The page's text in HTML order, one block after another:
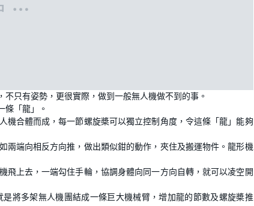
只有姿勢，更很實際，做到一般無人機做不到的事。
條「龍」。
機合體而成，每一節螺旋槳可以獨立控制角度，令這條「龍」能夠
端向相反方向推，做出類似鉗的動作，夾住及搬運物件。龍形機
上去，一端勾住手輪，協調身體向同一方向自轉，就可以凌空開
將多架無人機團結成一條巨大機械臂，增加龍的節數及螺旋槳推